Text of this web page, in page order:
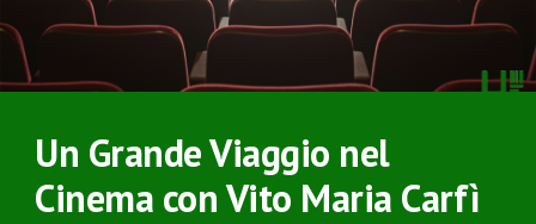
Un Grande Viaggio nel
Cinema con Vito Maria Carfì